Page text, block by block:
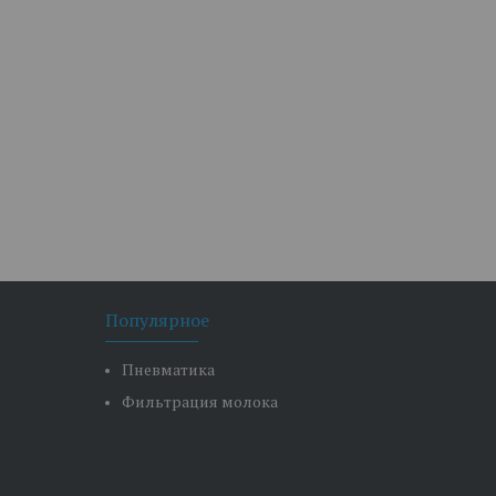
Популярное
Пневматика
Фильтрация молока